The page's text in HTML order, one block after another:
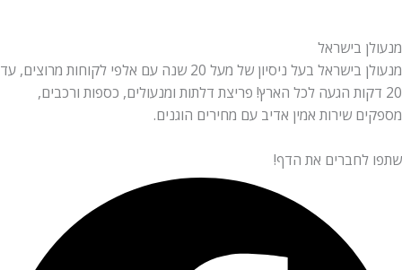
מנעולן בישראל
מנעולן בישראל בעל ניסיון של מעל 20 שנה עם אלפי לקוחות מרוצים, עד
20 דקות הגעה לכל הארץ! פריצת דלתות ומנעולים, כספות ורכבים,
מספקים שירות אמין אדיב עם מחירים הוגנים.
שתפו לחברים את הדף!